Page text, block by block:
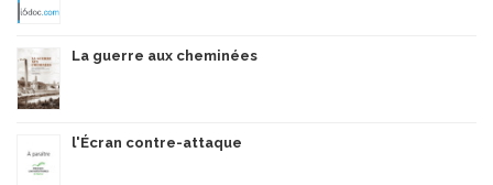
La guerre aux cheminées
l'Écran contre-attaque